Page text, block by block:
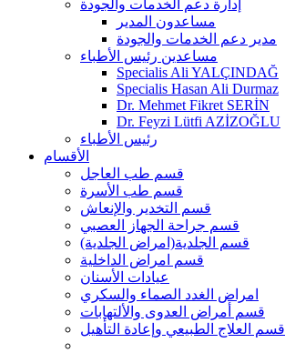
إدارة دعم الخدمات والجودة
مساعدون المدير
مدير دعم الخدمات والجودة
مساعدين رئيس الأطباء
Specialis Ali YALÇINDAĞ
Specialis Hasan Ali Durmaz
Dr. Mehmet Fikret SERİN
Dr. Feyzi Lütfi AZİZOĞLU
رئيس الأطباء
الأقسام
قسم طب العاجل
قسم طب الأسرة
قسم التخدير والإنعاش
قسم جراحة الجهاز العصبي
قسم الجلدية(امراض الجلدية)
قسم امراض الداخلية
عيادات الأسنان
امراض الغدد الصماء والسكري
قسم أمراض العدوى والألتهابات
قسم العلاج الطبيعي وإعادة التأهيل